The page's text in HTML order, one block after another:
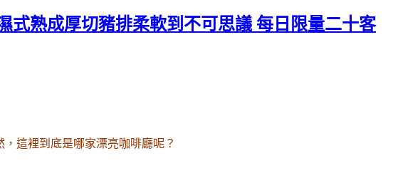
式熟成厚切豬排柔軟到不可思議 每日限量二十客
這裡到底是哪家漂亮咖啡廳呢 ？